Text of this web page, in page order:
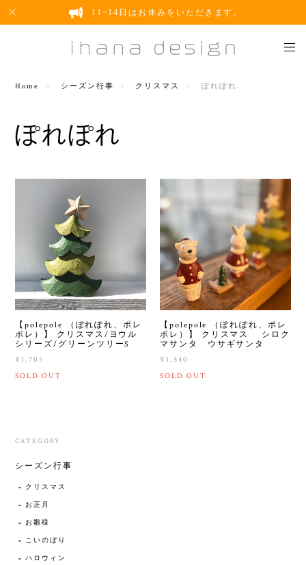
11~14日はお休みをいただきます。
Home シーズン行事 クリスマス ぽれぽれ
ぽれぽれ
【polepole （ぽれぽれ、ポレ
ポレ）】 クリスマス/ヨウル
シリーズ/グリーンツリーS
¥1,705
SOLD OUT
【polepole （ぽれぽれ、ポレ
ポレ）】 クリスマス シロク
マサンタ ウサギサンタ
¥1,540
SOLD OUT
CATEGORY
シーズン行事
クリスマス
お正月
お雛様
こいのぼり
ハロウィン